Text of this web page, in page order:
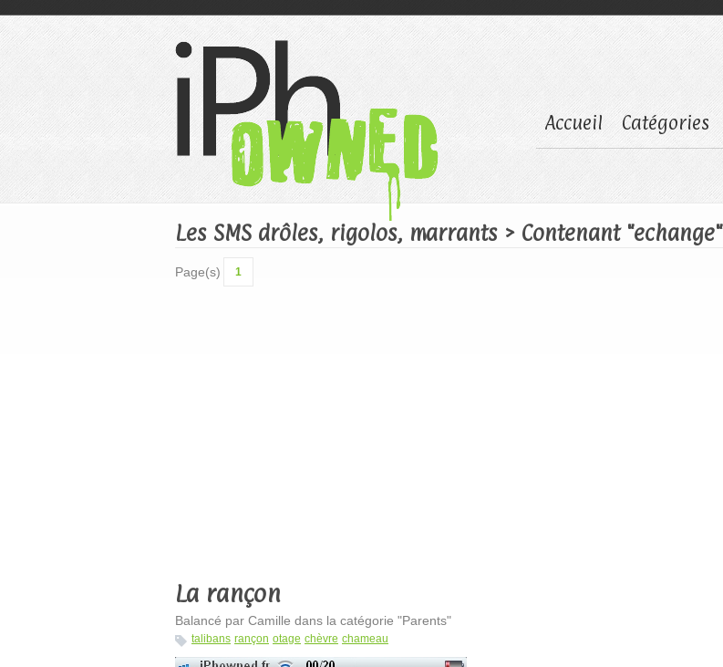
Accueil Catégories
Les SMS drôles, rigolos, marrants > Contenant "echange"
Page(s) 1
La rançon
Balancé par Camille dans la catégorie "Parents"
talibans rançon otage chèvre chameau